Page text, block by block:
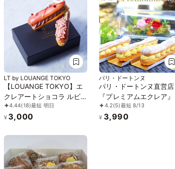
LT by LOUANGE TOKYO
【LOUANGE TOKYO】エ
クレアートショコラ ルビ
ー お中元2026
4.44(18)最短 明日
¥ 3,000
パリ・ドートンヌ
パリ・ドートンヌ直営店
『プレミアムエクレア』
4.2(5)最短 8/13
¥ 3,990